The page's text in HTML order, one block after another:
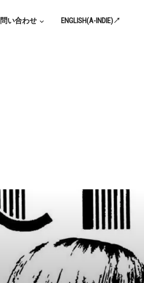
問い合わせ ENGLISH(A-INDIE)↗